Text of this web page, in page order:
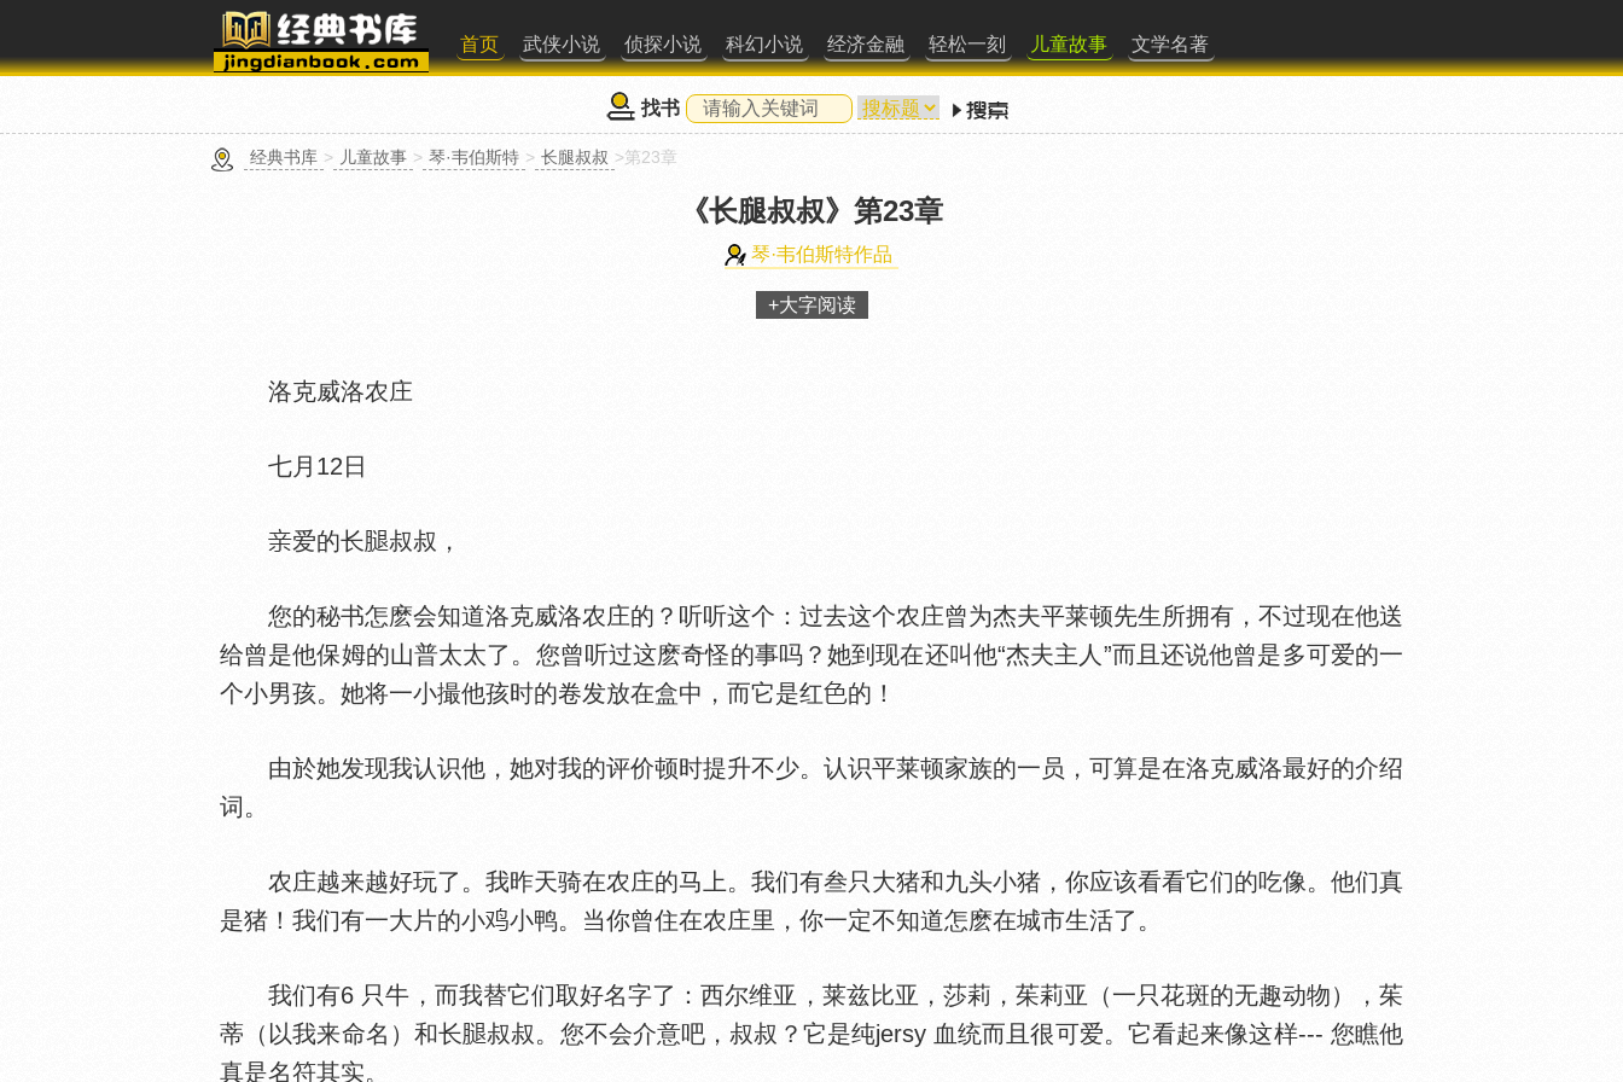
首页 武侠小说 侦探小说 科幻小说 经济金融 轻松一刻 儿童故事 文学名著
找书
经典书库 > 儿童故事 > 琴·韦伯斯特 > 长腿叔叔 >第23章
《长腿叔叔》 第23章
琴·韦伯斯特作品
+大字阅读
洛克威洛农庄
七月12日
爱的长 叔叔，
您的秘书怎麽会知道洛克威洛农庄的？听听这个：过去这个农庄曾为杰夫平莱顿先生所拥有，不过现在他送
给曾是他保姆的山普太太了。您曾听过这麽奇怪的事吗？她到现在还叫他“杰夫主人”而且还说他曾是多可爱的一
个小男孩。她将一小撮他孩时的卷发放在盒中，而它是红
的！
由於她发现我认识他，她对我的评价顿时提升不少。认识平莱顿家族的一员，可算是在洛克威洛最好的介绍
词。
农庄越来越好玩了。我昨天骑在农庄的马上。我们有叁只大猪和九头小猪，你应该看看它们的吃像。他们真
是猪！我们有一大片的小
小鸭。当你曾住在农庄里，你一定不知道怎麽在城市生活了。
我们有6 只牛，而我替它们取好名字了：西尔维亚，莱兹比亚，莎莉，茱莉亚（一只花斑的无趣动物），茱
蒂（以我来命名）和长
叔叔。您不会介意吧，叔叔？它是纯jersy 血统而且很可爱。它看起来像这样--- 您瞧他
真是名符其实。